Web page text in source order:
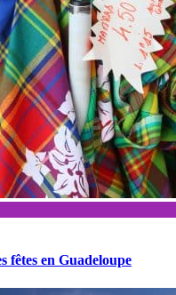
fêtes en Guadeloupe